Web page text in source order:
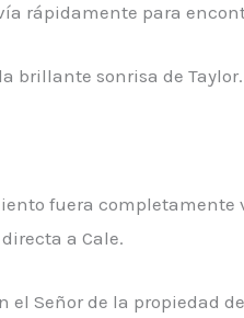
rápidamente para
brillante sonrisa de Taylor.
fuera
a Cale.
Señor de la propiedad